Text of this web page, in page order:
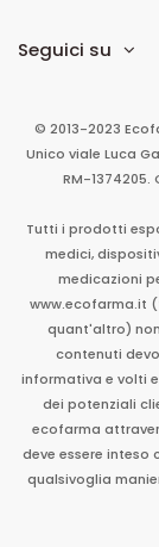
Seguici su
© 2013-2023
Unico viale Luca
RM-1374205.
Tutti i prodotti
medici,
medicazioni
www.ecofarma.it
quant'altro)
contenuti
informativa e volti
dei potenziali
ecofarma
deve essere
qualsivoglia